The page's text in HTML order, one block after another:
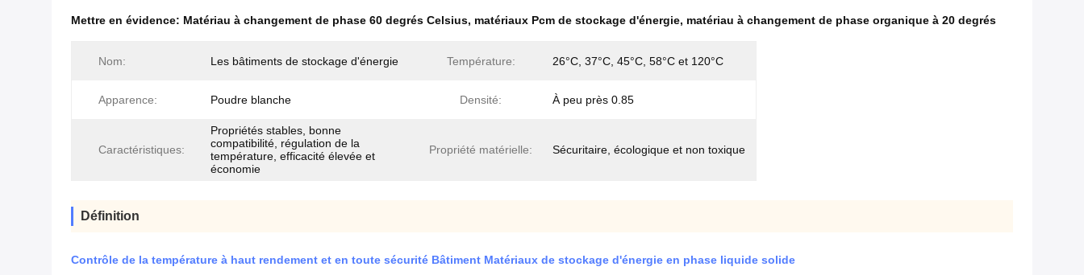
Mettre en évidence: Matériau à changement de phase 60 degrés Celsius, matériaux Pcm de stockage d'énergie, matériau à changement de phase organique à 20 degrés
Nom: Les bâtiments de stockage d'énergie Température: 26°C, 37°C, 45°C, 58°C et 120°C
Apparence: Poudre blanche Densité: À peu près 0.85
Caractéristiques:
Propriétés stables, bonne
compatibilité, régulation de la
température, efficacité élevée et
économie
Propriété matérielle: Sécuritaire, écologique et non toxique
Définition
Contrôle de la température à haut rendement et en toute sécurité Bâtiment Matériaux de stockage d'énergie en phase liquide solide